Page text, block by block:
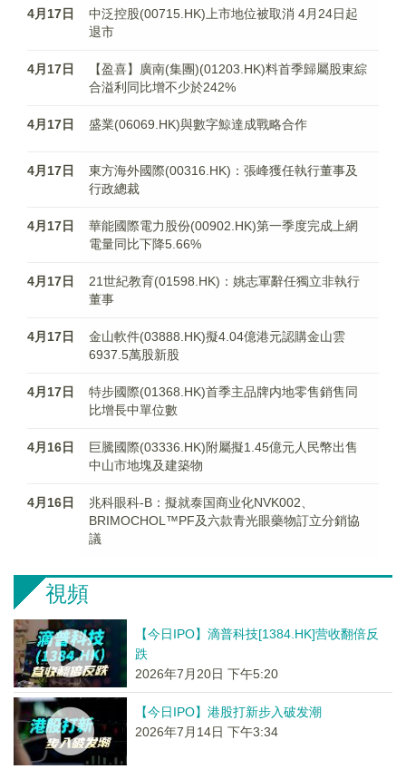
4月17日
中泛控股(00715.HK)上市地位被取消 4月24日起
退市
4月17日
【盈喜】廣南(集團)(01203.HK)料首季歸屬股東綜
合溢利同比增不少於242%
4月17日 盛業(06069.HK)與數字鯨達成戰略合作
4月17日
東方海外國際(00316.HK)：張峰獲任執行董事及
行政總裁
4月17日
華能國際電力股份(00902.HK)第一季度完成上網
電量同比下降5.66%
4月17日
21世紀教育(01598.HK)：姚志軍辭任獨立非執行
董事
4月17日
金山軟件(03888.HK)擬4.04億港元認購金山雲
6937.5萬股新股
4月17日
特步國際(01368.HK)首季主品牌内地零售銷售同
比增長中單位數
4月16日
巨騰國際(03336.HK)附屬擬1.45億元人民幣出售
中山市地塊及建築物
4月16日
兆科眼科-B：擬就泰国商业化NVK002、
BRIMOCHOL™PF及六款青光眼藥物訂立分銷協
議
視頻
【今日IPO】滴普科技[1384.HK]营收翻倍反
跌
2026年7月20日 下午5:20
【今日IPO】港股打新步入破发潮
2026年7月14日 下午3:34